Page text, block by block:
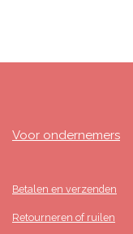
Voor ondernemers
Betalen en verzenden
Retourneren of ruilen